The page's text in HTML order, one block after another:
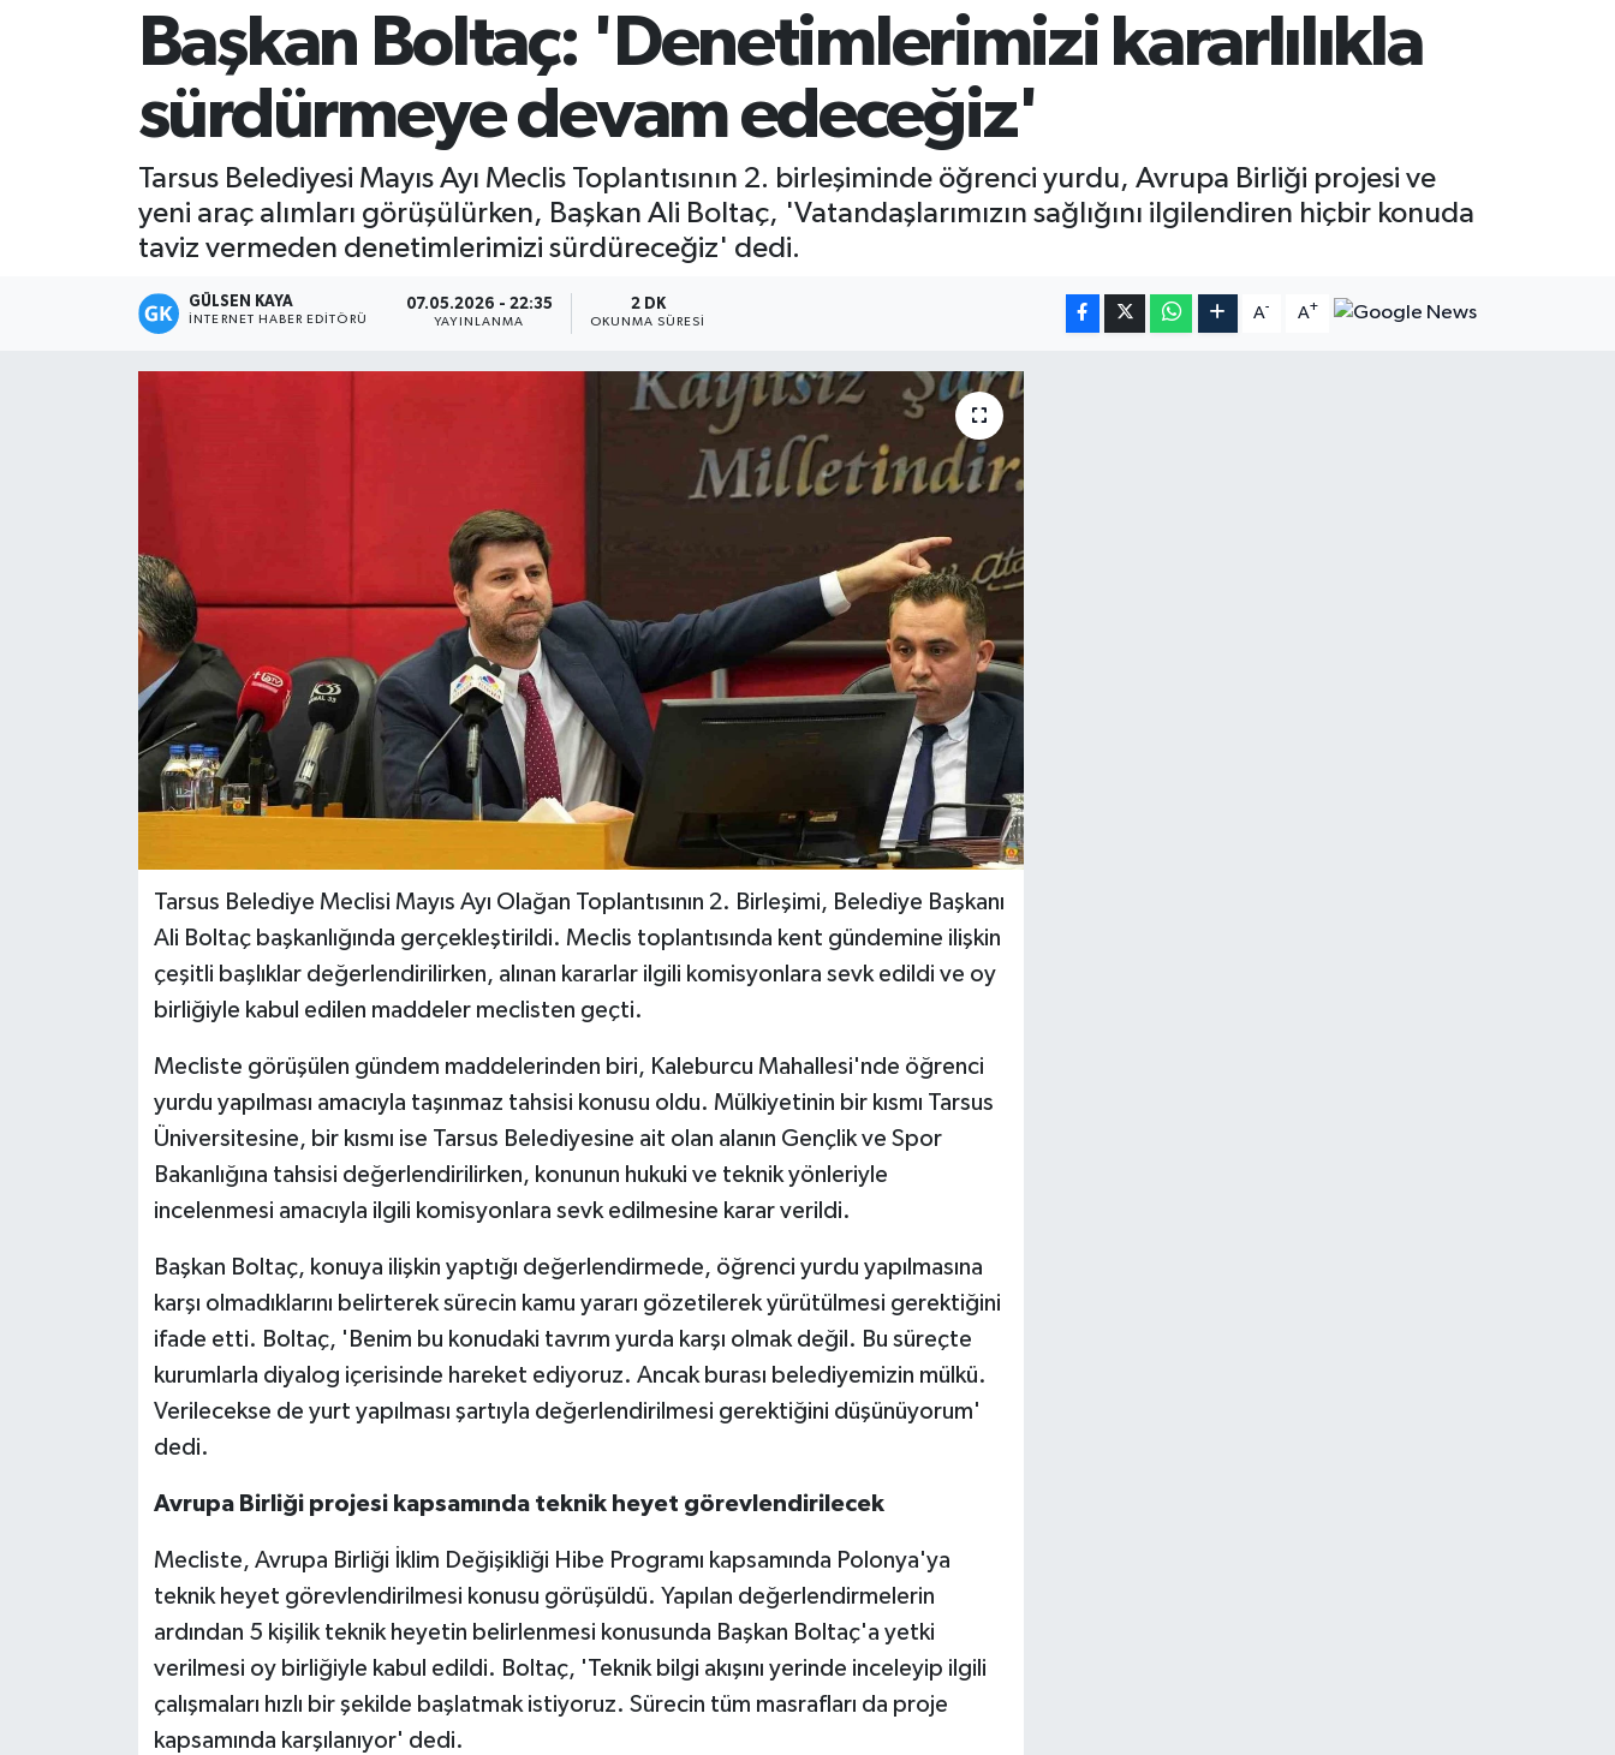
Başkan Boltaç: 'Denetimlerimizi kararlılıkla
sürdürmeye devam edeceğiz'
Tarsus Belediyesi Mayıs Ayı Meclis Toplantısının 2. birleşiminde öğrenci yurdu, Avrupa Birliği projesi ve
yeni araç alımları görüşülürken, Başkan Ali Boltaç, 'Vatandaşlarımızın sağlığını ilgilendiren hiçbir konuda
taviz vermeden denetimlerimizi sürdüreceğiz' dedi.
GÜLSEN KAYA
İNTERNET HABER EDITÖRÜ
07.05.2026 - 22:35
YAYINLANMA
2 DK
OKUNMA SÜRESI
A- A+
Tarsus Belediye Meclisi Mayıs Ayı Olağan Toplantısının 2. Birleşimi, Belediye Başkanı
Ali Boltaç başkanlığında gerçekleştirildi. Meclis toplantısında kent gündemine ilişkin
çeşitli başlıklar değerlendirilirken, alınan kararlar ilgili komisyonlara sevk edildi ve oy
birliğiyle kabul edilen maddeler meclisten geçti.
Mecliste görüşülen gündem maddelerinden biri, Kaleburcu Mahallesi'nde öğrenci
yurdu yapılması amacıyla taşınmaz tahsisi konusu oldu. Mülkiyetinin bir kısmı Tarsus
Üniversitesine, bir kısmı ise Tarsus Belediyesine ait olan alanın Gençlik ve Spor
Bakanlığına tahsisi değerlendirilirken, konunun hukuki ve teknik yönleriyle
incelenmesi amacıyla ilgili komisyonlara sevk edilmesine karar verildi.
Başkan Boltaç, konuya ilişkin yaptığı değerlendirmede, öğrenci yurdu yapılmasına
karşı olmadıklarını belirterek sürecin kamu yararı gözetilerek yürütülmesi gerektiğini
ifade etti. Boltaç, 'Benim bu konudaki tavrım yurda karşı olmak değil. Bu süreçte
kurumlarla diyalog içerisinde hareket ediyoruz. Ancak burası belediyemizin mülkü.
Verilecekse de yurt yapılması şartıyla değerlendirilmesi gerektiğini düşünüyorum'
dedi.
Avrupa Birliği projesi kapsamında teknik heyet görevlendirilecek
Mecliste, Avrupa Birliği İklim Değişikliği Hibe Programı kapsamında Polonya'ya
teknik heyet görevlendirilmesi konusu görüşüldü. Yapılan değerlendirmelerin
ardından 5 kişilik teknik heyetin belirlenmesi konusunda Başkan Boltaç'a yetki
verilmesi oy birliğiyle kabul edildi. Boltaç, 'Teknik bilgi akışını yerinde inceleyip ilgili
çalışmaları hızlı bir şekilde başlatmak istiyoruz. Sürecin tüm masrafları da proje
kapsamında karşılanıyor' dedi.
Mersin Tarihi
Özel Haber
Teknoloji